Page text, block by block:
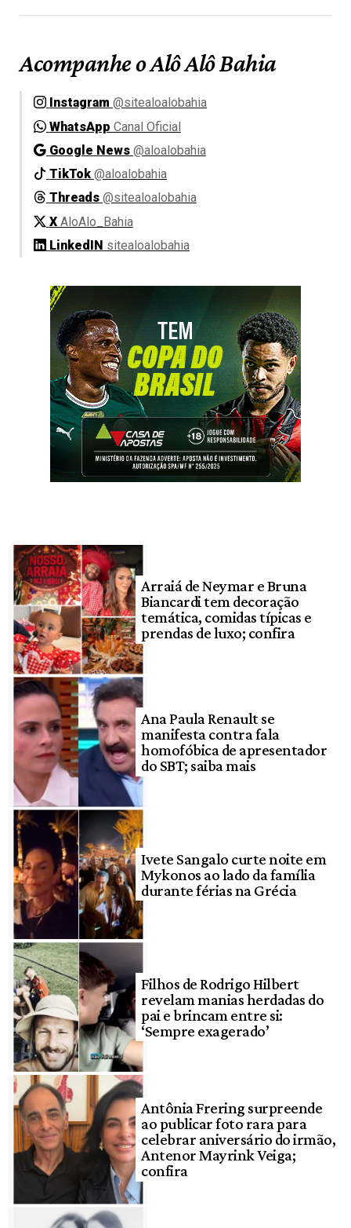
Acompanhe o Alô Alô Bahia
Instagram @sitealoalobahia
WhatsApp Canal Oficial
Google News @aloalobahia
TikTok @aloalobahia
Threads @sitealoalobahia
X AloAlo_Bahia
LinkedIN sitealoalobahia
Arraiá de Neymar e Bruna
Biancardi tem decoração
temática, comidas típicas e
prendas de luxo; confira
Ana Paula Renault se
manifesta contra fala
homofóbica de apresentador
do SBT; saiba mais
Ivete Sangalo curte noite em
Mykonos ao lado da família
durante férias na Grécia
Filhos de Rodrigo Hilbert
revelam manias herdadas do
pai e brincam entre si:
‘Sempre exagerado’
Antônia Frering surpreende
ao publicar foto rara para
celebrar aniversário do irmão,
Antenor Mayrink Veiga;
confira